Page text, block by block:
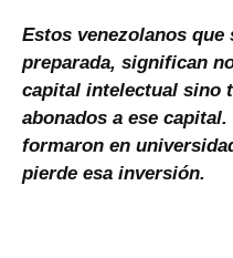
Estos venezolanos que
preparada, significan
capital intelectual sino
abonados a ese
formaron en
pierde esa inversión.